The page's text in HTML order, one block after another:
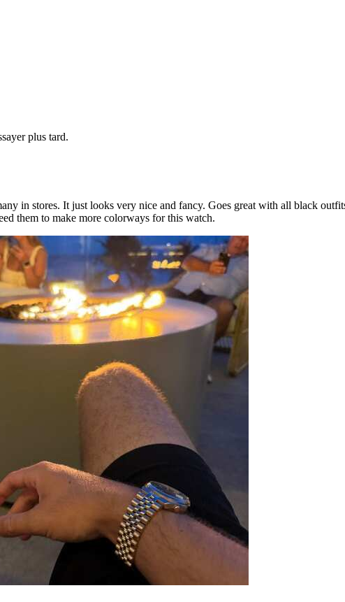
plus tard.
in stores. It just looks very nice and fancy. Goes great with all black
them to make more colorways for this watch.